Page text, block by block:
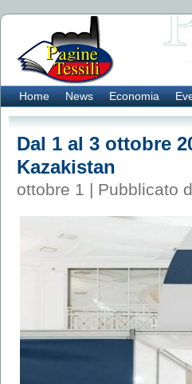
Home News Economia
Dal 1 al 3 ottobre
Kazakistan
ottobre 1 | Pubblicato